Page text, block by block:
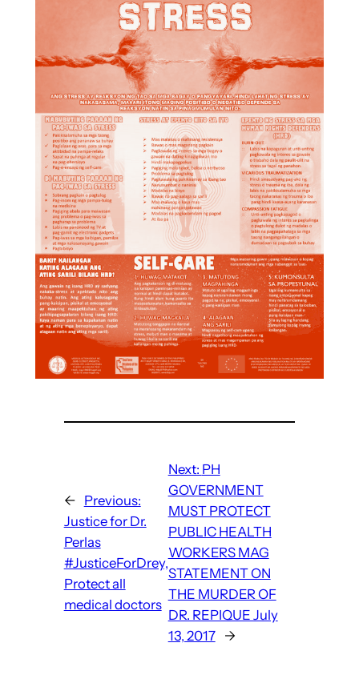
←
Previous:
Justice for Dr.
Perlas
#JusticeForDrey,
Protect all
medical doctors
Next: PH
GOVERNMENT
MUST PROTECT
PUBLIC HEALTH
WORKERS MAG
STATEMENT ON
THE MURDER OF
DR. REPIQUE July
13, 2017
→